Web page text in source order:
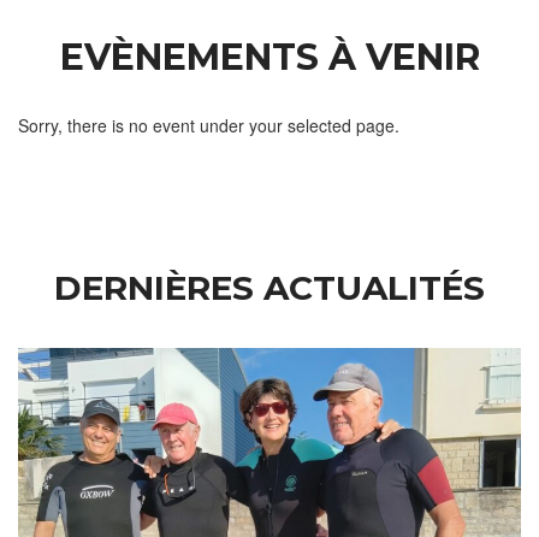
EVÈNEMENTS À VENIR
Sorry, there is no event under your selected page.
DERNIÈRES ACTUALITÉS